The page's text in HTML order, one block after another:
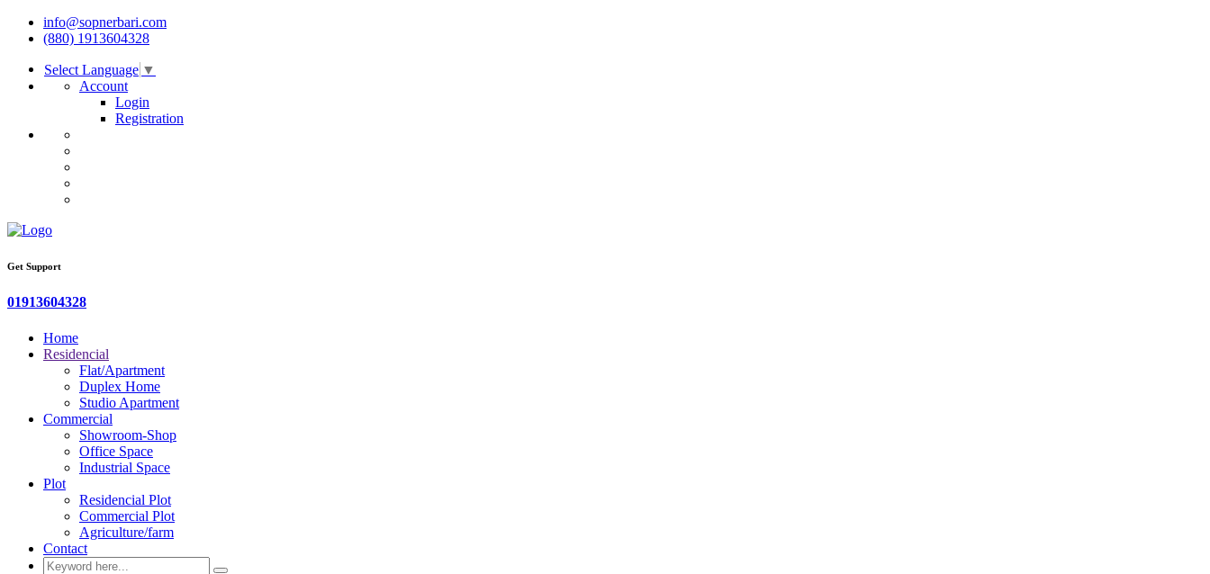
info@sopnerbari.com
(880) 1913604328
Select Language ▼
Account
Login
Registration
Get Support
01913604328
Home
Residencial
Flat/Apartment
Duplex Home
Studio Apartment
Commercial
Showroom-Shop
Office Space
Industrial Space
Plot
Residencial Plot
Commercial Plot
Agriculture/farm
Contact